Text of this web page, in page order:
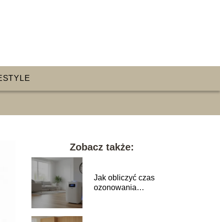
Zobacz także:
Jak obliczyć czas
ozonowania